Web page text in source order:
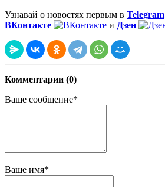
Узнавай о новостях первым в Telegram
ВКонтакте
и Дзен
Комментарии (0)
Ваше сообщение*
Ваше имя*